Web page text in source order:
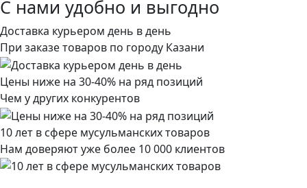
С нами удобно и выгодно
Доставка курьером день в день
При заказе товаров по городу Казани
Цены ниже на 30-40% на ряд позиций
Чем у других конкурентов
10 лет в сфере мусульманских товаров
Нам доверяют уже более 10 000 клиентов